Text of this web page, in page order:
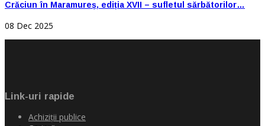
Crăciun în Maramureș, ediția XVII – sufletul sărbătorilor…
08 Dec 2025
Link-uri rapide
Achiziţii publice